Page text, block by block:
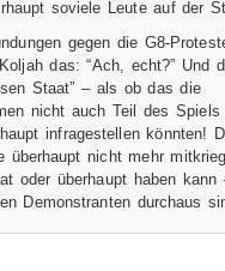
soviele Leute auf der
gegen die G8-
das: “Ach, echt?” Und
Staat” – als ob das die
nicht auch Teil des Spiels
infragestellen könnten!
nicht mehr
oder überhaupt haben kann
Demonstranten durchaus